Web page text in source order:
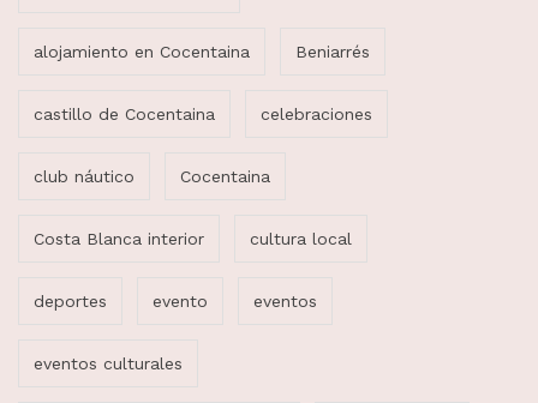
alojamiento en Cocentaina Beniarrés
castillo de Cocentaina celebraciones
club náutico Cocentaina
Costa Blanca interior cultura local
deportes evento eventos
eventos culturales